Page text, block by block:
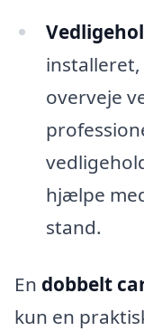
overveje
hjælpe
stand.
En dobbelt
kun en